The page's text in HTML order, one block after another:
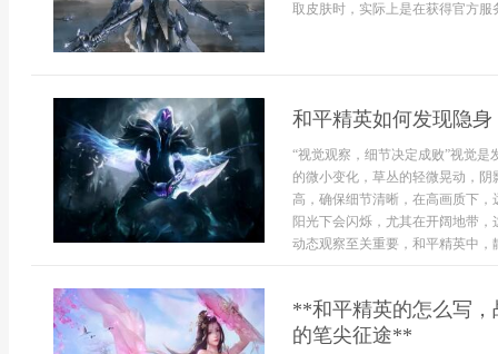
取皮肤时，实际上是在获得官方
和平精英如何发现隐
“视觉观察，细节决定成败”视觉
的微小变化，草丛的轻微晃动，
高，确保细节清晰，在高画质下
阳光下会闪烁，尤其在开阔地带
动态观察至关重要，和平精英中
**和平精英的怎么写
的笔尖征途**